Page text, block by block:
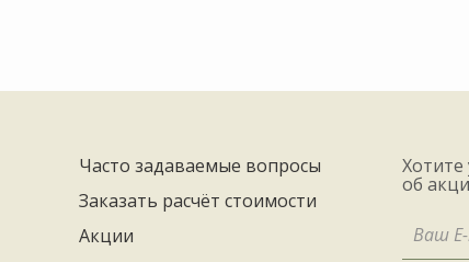
можно на любой лестнице. Часто заказчиков пугает
можно не бояться, поскольку сварка в среде защитного газа
Конечно ступени, особенно деревянные, надо защитить от
Последующая полировка требует защиты стен от пыли, при
Часто задаваемые вопросы
Заказать расчёт стоимости
Акции
об